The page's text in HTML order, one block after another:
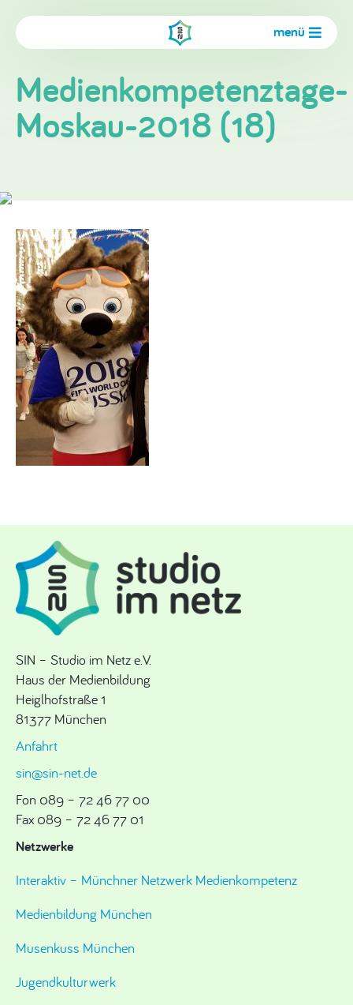
menü
Medienkompetenztage-
Moskau-2018 (18)
SIN – Studio im Netz e.V.
Haus der Medienbildung
Heiglhofstraße 1
81377 München
Anfahrt
sin@sin-net.de
Fon 089 – 72 46 77 00
Fax 089 – 72 46 77 01
Netzwerke
Interaktiv – Münchner Netzwerk Medienkompetenz
Medienbildung München
Musenkuss München
Jugendkulturwerk